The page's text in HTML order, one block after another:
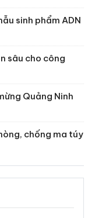
sinh phẩm ADN
sâu cho công
Quảng Ninh
chống ma túy